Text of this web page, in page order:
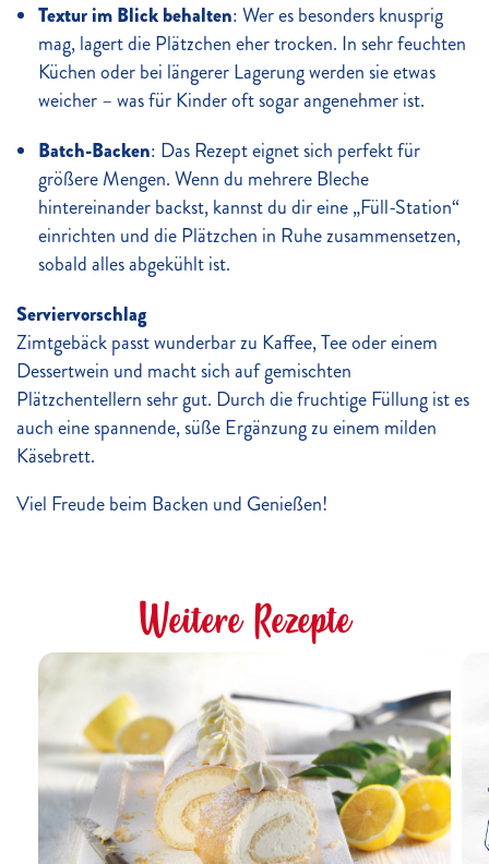
Textur im Blick behalten: Wer es besonders knusprig
mag, lagert die Plätzchen eher trocken. In sehr feuchten
Küchen oder bei längerer Lagerung werden sie etwas
weicher – was für Kinder oft sogar angenehmer ist.
Batch-Backen: Das Rezept eignet sich perfekt für
größere Mengen. Wenn du mehrere Bleche
hintereinander backst, kannst du dir eine „Füll-Station“
einrichten und die Plätzchen in Ruhe zusammensetzen,
sobald alles abgekühlt ist.
Serviervorschlag
Zimtgebäck passt wunderbar zu Kaffee, Tee oder einem
Dessertwein und macht sich auf gemischten
Plätzchentellern sehr gut. Durch die fruchtige Füllung ist es
auch eine spannende, süße Ergänzung zu einem milden
Käsebrett.
Viel Freude beim Backen und Genießen!
Weitere Rezepte